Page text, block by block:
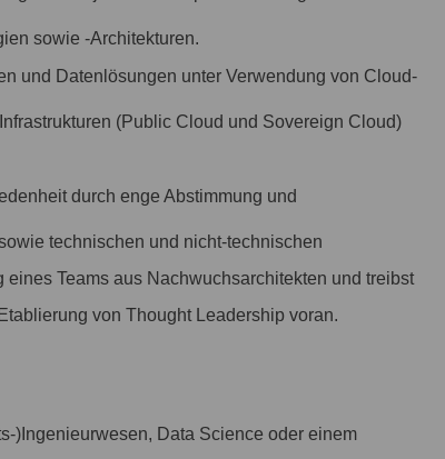
sowie -Architekturen.
und Datenlösungen unter Verwendung von Cloud-
(Public Cloud und Sovereign Cloud)
durch enge Abstimmung und
technischen und nicht-technischen
Teams aus Nachwuchsarchitekten und treibst
von Thought Leadership voran.
)Ingenieurwesen, Data Science oder einem